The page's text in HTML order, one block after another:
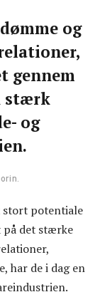
og
gennem
stærk
og
stort potentiale
på det stærke
har de i dag en